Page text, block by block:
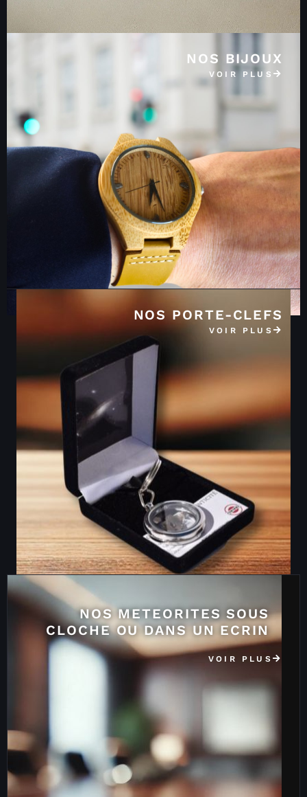
NOS BIJOUX
VOIR PLUS
NOS PORTE-CLEFS
VOIR PLUS
NOS METEORITES SOUS
CLOCHE OU DANS UN ECRIN
VOIR PLUS